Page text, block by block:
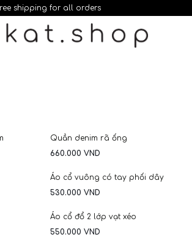
shipping for all orders
NEW
Quần denim rã ống
660.000 VND
Áo cổ vuông có tay phối dây
530.000 VND
Áo cổ đổ 2 lớp vạt xéo
550.000 VND